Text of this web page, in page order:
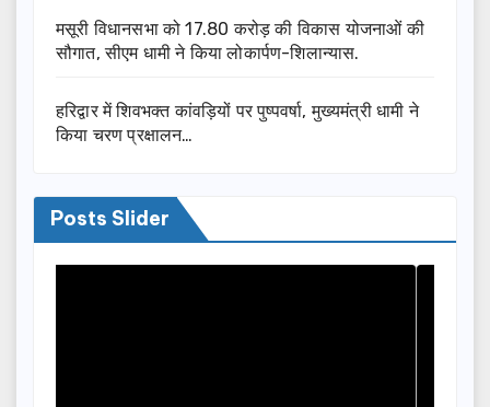
मसूरी विधानसभा को 17.80 करोड़ की विकास योजनाओं की
सौगात, सीएम धामी ने किया लोकार्पण-शिलान्यास.
हरिद्वार में शिवभक्त कांवड़ियों पर पुष्पवर्षा, मुख्यमंत्री धामी ने
किया चरण प्रक्षालन…
Posts Slider